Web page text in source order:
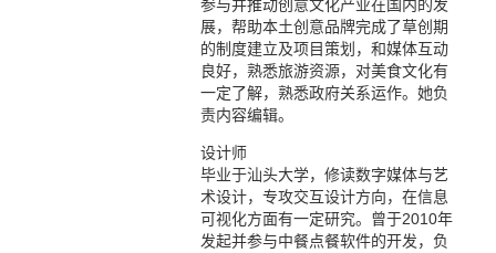
参与并推动创意文化产业在国内的发
展，帮助本土创意品牌完成了草创期
的制度建立及项目策划，和媒体互动
良好，熟悉旅游资源，对美食文化有
一定了解，熟悉政府关系运作。她负
责内容编辑。
设计师
毕业于汕头大学，修读数字媒体与艺
术设计，专攻交互设计方向，在信息
可视化方面有一定研究。曾于2010年
发起并参与中餐点餐软件的开发，负